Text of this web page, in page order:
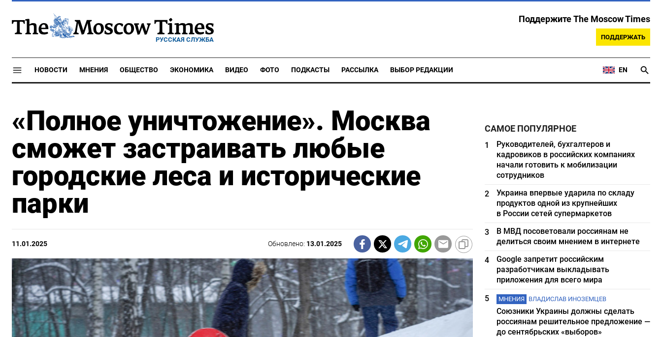
РУССКАЯ СЛУЖБА
Поддержите The Moscow Times
ПОДДЕРЖАТЬ
НОВОСТИ МНЕНИЯ ОБЩЕСТВО ЭКОНОМИКА ВИДЕО ФОТО ПОДКАСТЫ РАССЫЛКА ВЫБОР РЕДАКЦИИ EN
«Полное уничтожение». Москва
сможет застраивать любые
городские леса и исторические
парки
11.01.2025 Обновлено: 13.01.2025
САМОЕ ПОПУЛЯРНОЕ
1
Руководителей, бухгалтеров и
кадровиков в российских компаниях
начали готовить к мобилизации
сотрудников
2
Украина впервые ударила по складу
продуктов одной из крупнейших
в России сетей супермаркетов
3
В МВД посоветовали россиянам не
делиться своим мнением в интернете
4
Google запретит российским
разработчикам выкладывать
приложения для всего мира
5
МНЕНИЯ ВЛАДИСЛАВ ИНОЗЕМЦЕВ
Союзники Украины должны сделать
россиянам решительное предложение —
до сентябрьских «выборов»